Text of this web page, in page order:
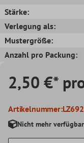
Stärke:
Verlegung als:
Mustergröße:
Anzahl pro Packung:
2,50 €*
Artikelnummer:
Nicht mehr verfügbar